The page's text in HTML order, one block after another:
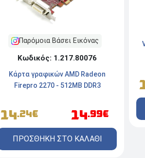
Παρόμοια Βάσει Εικόνας
Κωδικός: 1.217.80076
Κάρτα γραφικών AMD Radeon
Firepro 2270 - 512MB DDR3
14.24€ 14.99€
ΠΡΟΣΘΗΚΗ ΣΤΟ ΚΑΛΑΘΙ